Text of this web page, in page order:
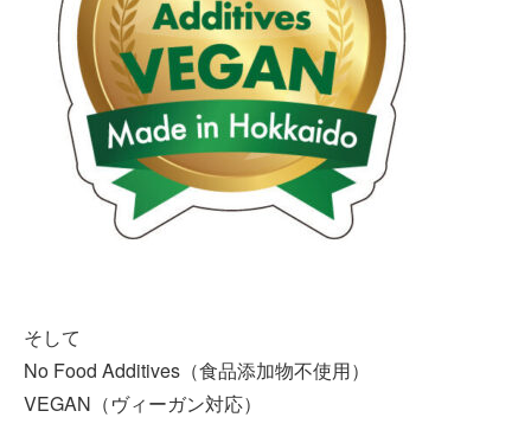
そして
No Food Additives（食品添加物不使用）
VEGAN（ヴィーガン対応）